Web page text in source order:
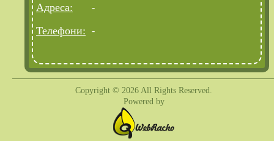
Адреса: -
Телефони: -
Copyright © 2026 All Rights Reserved.
Powered by